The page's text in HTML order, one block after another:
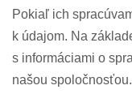
Pokiaľ ich
k údajom. Na
s informáciami o
našou spoločnosťou.